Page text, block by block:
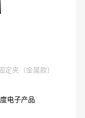
定夹（金属款）
电子产品